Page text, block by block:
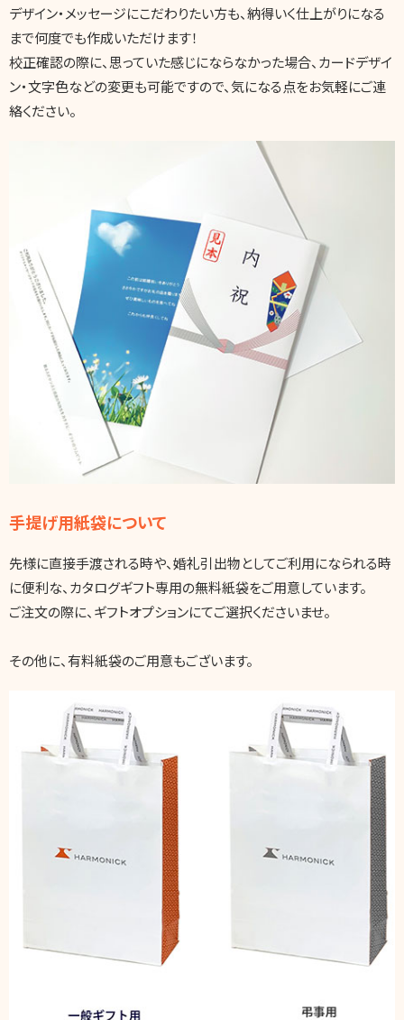
デザイン・メッセージにこだわりたい方も、納得いく仕上がりになる
まで何度でも作成いただけます！
校正確認の際に、思っていた感じにならなかった場合、カードデザイ
ン・文字色などの変更も可能ですので、気になる点をお気軽にご連
絡ください。
手提げ用紙袋について
先様に直接手渡される時や、婚礼引出物としてご利用になられる時
に便利な、カタログギフト専用の無料紙袋をご用意しています。
ご注文の際に、ギフトオプションにてご選択くださいませ。
その他に、有料紙袋のご用意もございます。